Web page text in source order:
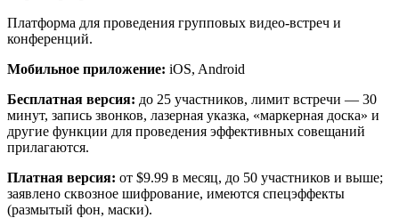
Платформа для проведения групповых видео-встреч и
конференций.
Мобильное приложение: iOS, Android
Бесплатная версия: до 25 участников, лимит встречи — 30
минут, запись звонков, лазерная указка, «маркерная доска» и
другие функции для проведения эффективных совещаний
прилагаются.
Платная версия: от $9.99 в месяц, до 50 участников и выше;
заявлено сквозное шифрование, имеются спецэффекты
(размытый фон, маски).